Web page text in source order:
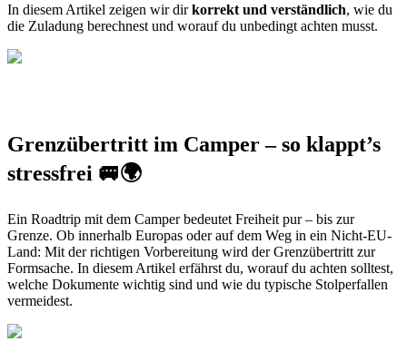
In diesem Artikel zeigen wir dirkorrekt und verständlich, wie du
die Zuladung berechnest und worauf du unbedingt achten musst.
Grenzübertritt im Camper – so klappt’s
stressfrei 🚐🌍
Ein Roadtrip mit dem Camper bedeutet Freiheit pur – bis zur
Grenze. Ob innerhalb Europas oder auf dem Weg in ein Nicht-EU-
Land: Mit der richtigen Vorbereitung wird der Grenzübertritt zur
Formsache. In diesem Artikel erfährst du, worauf du achten solltest,
welche Dokumente wichtig sind und wie du typische Stolperfallen
vermeidest.